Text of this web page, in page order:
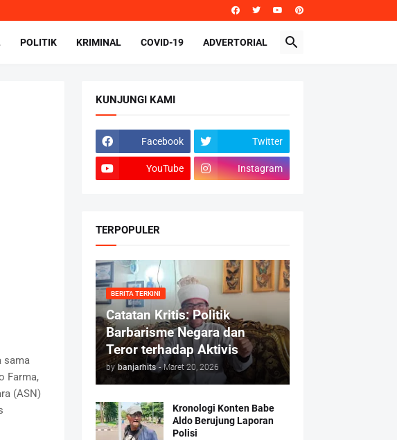
POLITIK KRIMINAL COVID-19 ADVERTORIAL
sama
Farma,
(ASN)
KUNJUNGI KAMI
Facebook Twitter
YouTube Instagram
TERPOPULER
BERITA TERKINI
Catatan Kritis: Politik
Barbarisme Negara dan
Teror terhadap Aktivis
by banjarhits - Maret 20, 2026
Kronologi Konten Babe
Aldo Berujung Laporan
Polisi